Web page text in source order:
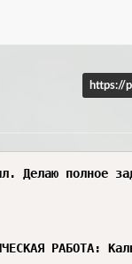
https://
Делаю полное
РАБОТА: